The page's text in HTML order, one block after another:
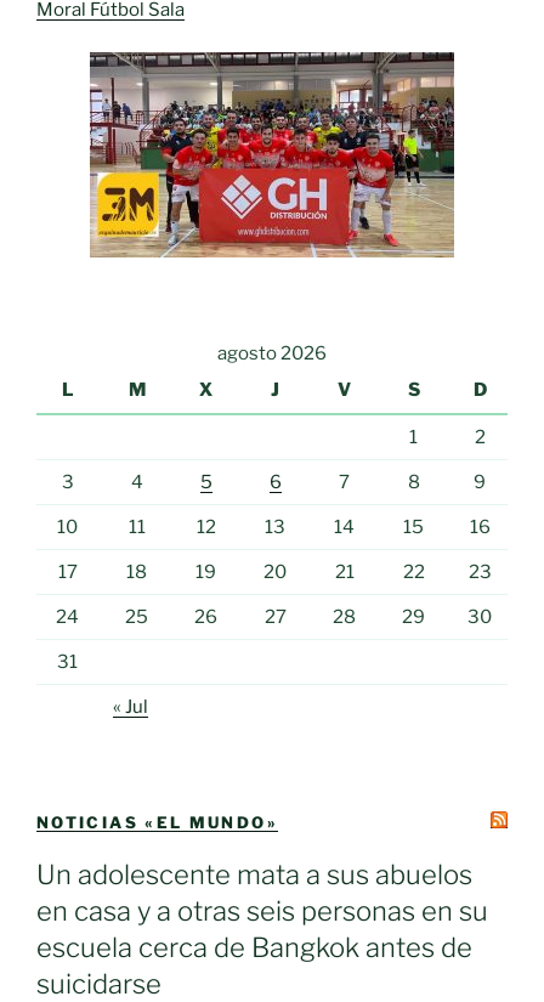
Moral Fútbol Sala
agosto 2026
L
M X J V S D
1 2
3 4 5 6 7 8 9
10 11 12 13 14 15 16
17 18 19 20 21 22 23
24 25 26 27 28 29 30
31
« Jul
NOTICIAS «EL MUNDO»
Un adolescente mata a sus abuelos
en casa y a otras seis personas en su
escuela cerca de Bangkok antes de
suicidarse